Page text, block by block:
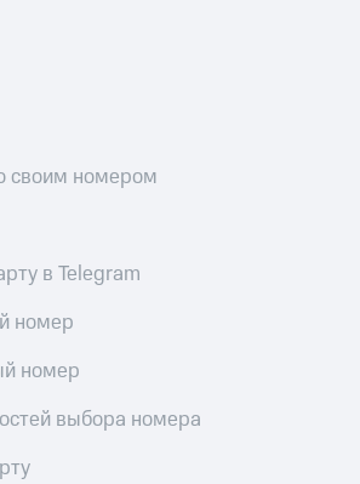
своим номером
в Telegram
номер
номер
выбора номера